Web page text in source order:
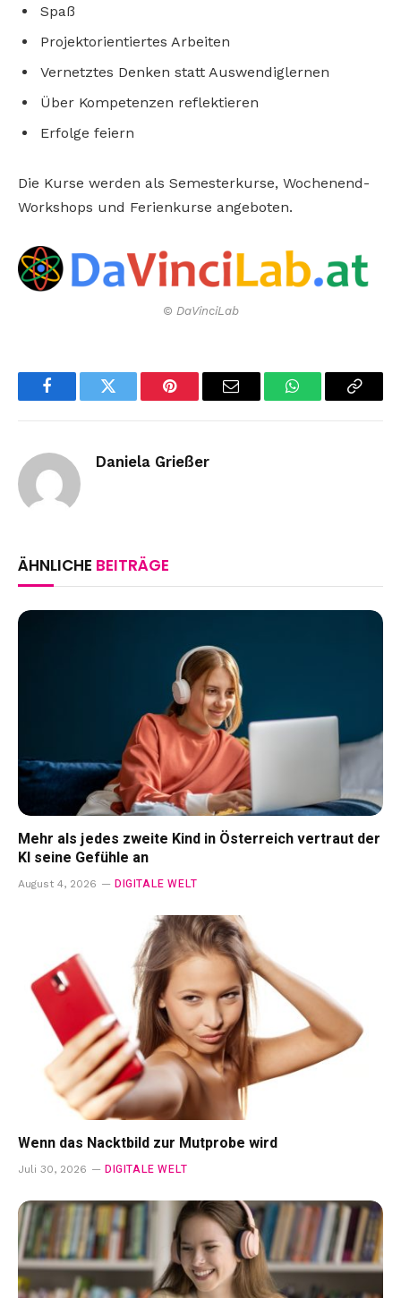
Spaß
Projektorientiertes Arbeiten
Vernetztes Denken statt Auswendiglernen
Über Kompetenzen reflektieren
Erfolge feiern
Die Kurse werden als Semesterkurse, Wochenend-
Workshops und Ferienkurse angeboten.
© DaVinciLab
FacebookTwitter Pinterest Email WhatsAppCopy
Daniela Grießer
ÄHNLICHE BEITRÄGE
Mehr als jedes zweite Kind in Österreich vertraut der
KI seine Gefühle an
August 4, 2026 DIGITALE WELT
Wenn das Nacktbild zur Mutprobe wird
Juli 30, 2026 DIGITALE WELT